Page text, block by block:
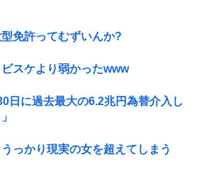
免許ってむずいんか?
ビスケより弱かったwww
日に過去最大の6.2兆円為替介入し
うっかり現実の女を超えてしまう